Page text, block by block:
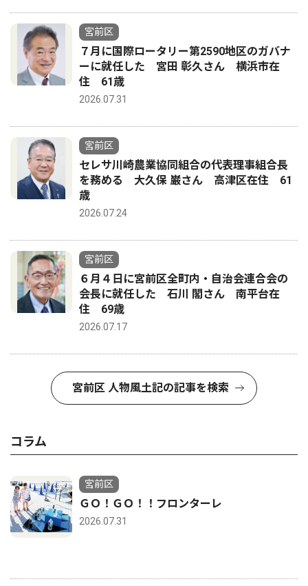
宮前区
７月に国際ロータリー第2590地区のガバナ
ーに就任した 宮田 彰久さん 横浜市在
住 61歳
2026.07.31
宮前区
セレサ川崎農業協同組合の代表理事組合長
を務める 大久保 巌さん 高津区在住 61
歳
2026.07.24
宮前区
６月４日に宮前区全町内・自治会連合会の
会長に就任した 石川 閣さん 南平台在
住 69歳
2026.07.17
宮前区 人物風土記の記事を検索
コラム
宮前区
ＧＯ！ＧＯ！！フロンターレ
2026.07.31